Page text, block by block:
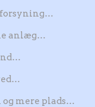
forsyning…
anlæg…
mere plads…